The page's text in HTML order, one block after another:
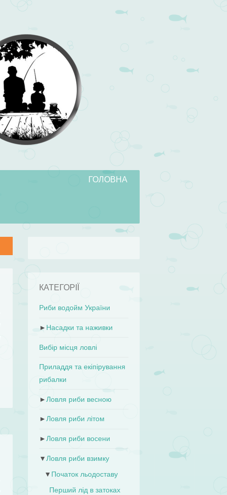
ГОЛОВНА
КАТЕГОРІЇ
Риби водойм України
► Насадки та наживки
Вибір місця ловлі
Приладдя та екіпірування
рибалки
► Ловля риби весною
►Ловля риби літом
► Ловля риби восени
▼ Ловля риби взимку
▼ Початок льодоставу
Перший лід в затоках